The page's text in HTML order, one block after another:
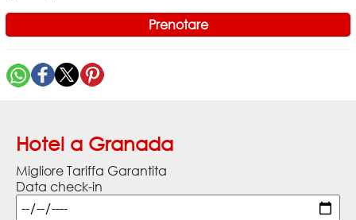
Prenotare
Hotel a Granada
Migliore Tariffa Garantita
Data check-in